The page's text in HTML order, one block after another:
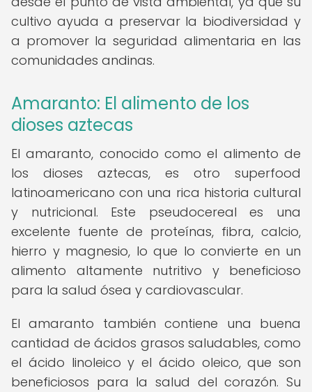
cultivo ayuda a preservar la biodiversidad y
a promover la seguridad alimentaria en las
comunidades andinas.
Amaranto: El alimento de los
dioses aztecas
El amaranto, conocido como el alimento de
los dioses aztecas, es otro superfood
latinoamericano con una rica historia cultural
y nutricional. Este pseudocereal es una
excelente fuente de proteínas, fibra, calcio,
hierro y magnesio, lo que lo convierte en un
alimento altamente nutritivo y beneficioso
para la salud ósea y cardiovascular.
El amaranto también contiene una buena
cantidad de ácidos grasos saludables, como
el ácido linoleico y el ácido oleico, que son
beneficiosos para la salud del corazón. Su